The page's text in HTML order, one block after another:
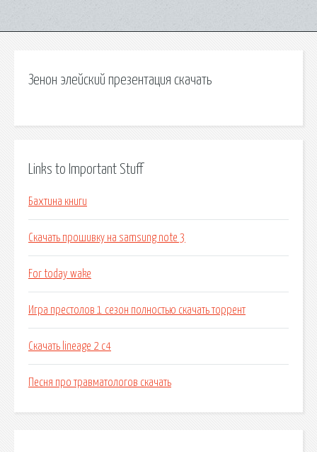
Зенон элейский презентация скачать
Links to Important Stuff
Бахтина книги
Скачать прошивку на samsung note 3
For today wake
Игра престолов 1 сезон полностью скачать торрент
Скачать lineage 2 c4
Песня про травматологов скачать